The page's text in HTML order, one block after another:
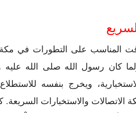
المناسب على التطورات في مكة
كان رسول الله صلى الله
ويخرج بنفسه
الاتصالات والاستخبارات السريعة.